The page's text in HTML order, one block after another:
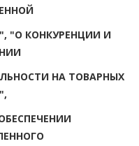
"О КОНКУРЕНЦИИ И
НА ТОВАРНЫХ